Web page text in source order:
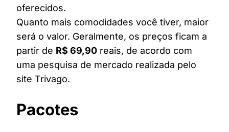
oferecidos.
Quanto mais comodidades você tiver, maior
será o valor. Geralmente, os preços ficam a
partir de R$ 69,90 reais, de acordo com
uma pesquisa de mercado realizada pelo
site Trivago.
Pacotes